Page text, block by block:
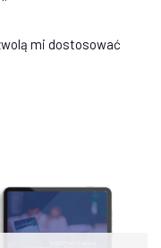
mi dostosować